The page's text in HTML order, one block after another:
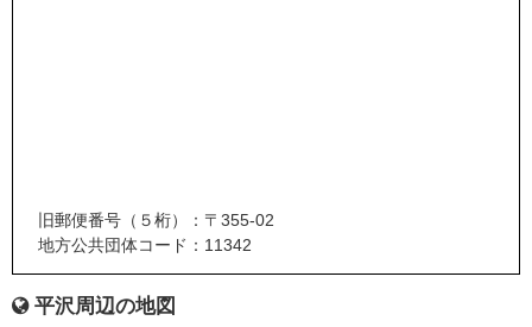
旧郵便番号（５桁）：〒355-02
地方公共団体コード：11342
平沢周辺の地図